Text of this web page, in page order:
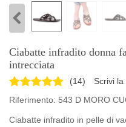
Ciabatte infradito donna
intrecciata
(14)
Scrivi
Riferimento: 543 D MORO
Ciabatte infradito in pelle di